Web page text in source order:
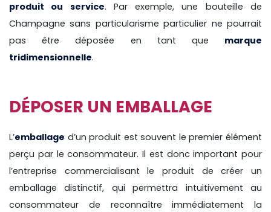
produit ou service. Par exemple, une bouteille de
Champagne sans particularisme particulier ne pourrait
pas être déposée en tant que marque
tridimensionnelle.
DÉPOSER UN EMBALLAGE
L’emballage d’un produit est souvent le premier élément
perçu par le consommateur. Il est donc important pour
l’entreprise commercialisant le produit de créer un
emballage distinctif, qui permettra intuitivement au
consommateur de reconnaître immédiatement la